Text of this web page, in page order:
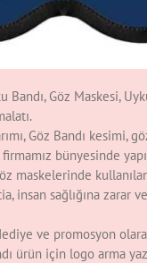
Bandı, Göz Maskesi,
Göz Bandı kesimi,
firmamız bünyesinde
maskelerinde
insan sağlığına zarar
ve promosyon
ürün için logo arma